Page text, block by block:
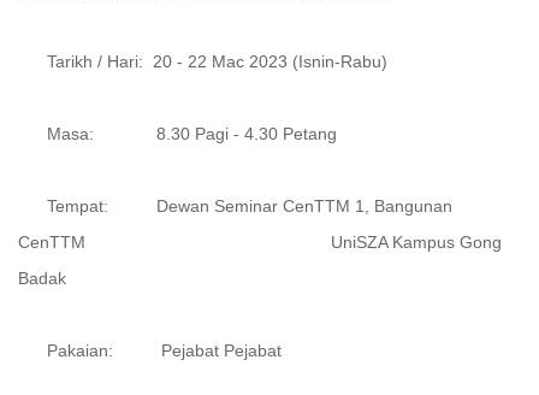
Tarikh / Hari: 20 - 22 Mac 2023 (Isnin-Rabu)
Masa: 8.30 Pagi - 4.30 Petang
Tempat: Dewan Seminar CenTTM 1, Bangunan
CenTTM UniSZA Kampus Gong
Badak
Pakaian: Pejabat Pejabat